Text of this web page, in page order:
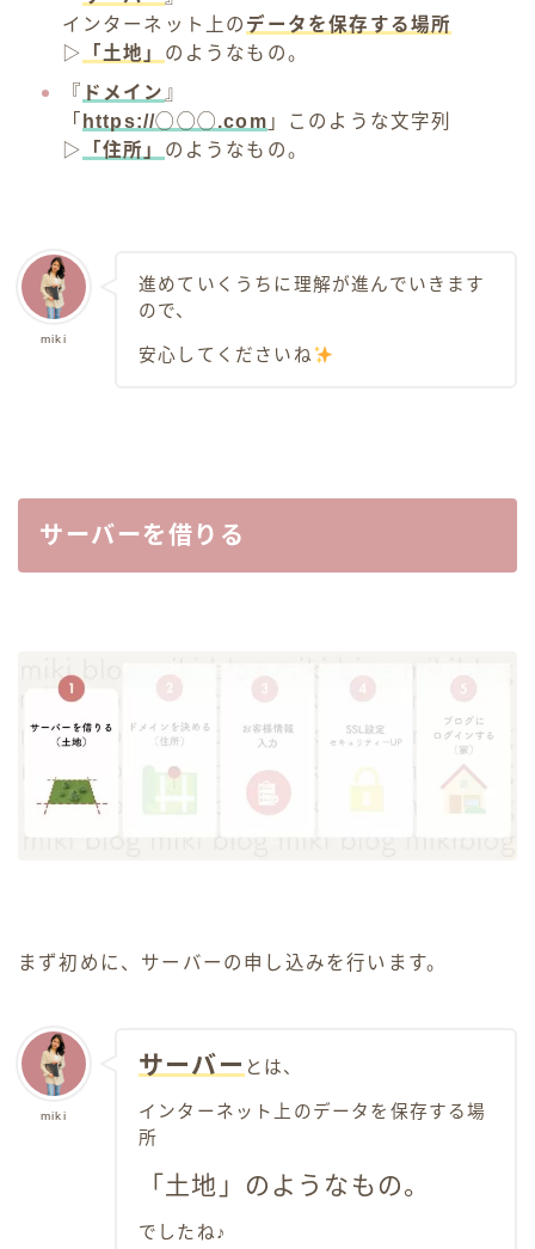
インターネット上の データを保存する場所
▷
「土地」 のようなもの。
『 ドメイン 』
「 https://◯◯◯.com 」このような文字列
▷
「住所」 のようなもの。
miki
進めていくうちに理解が進んでいきます
ので、
安心してくださいね
サーバーを借りる
まず初めに、サーバーの申し込みを行います。
miki
サーバー とは、
インターネット上のデータを保存する場
所
「土地」のようなもの。
でしたね♪